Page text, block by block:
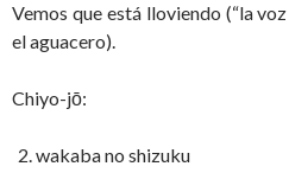
Vemos que está lloviendo (“la
el aguacero).
Chiyo-jō:
wakaba no shizuku